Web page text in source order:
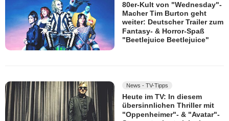
80er-Kult von "Wednesday"-
Macher Tim Burton geht
weiter: Deutscher Trailer zum
Fantasy- & Horror-Spaß
"Beetlejuice Beetlejuice"
News - TV-Tipps
Heute im TV: In diesem
übersinnlichen Thriller mit
"Oppenheimer"- & "Avatar"-